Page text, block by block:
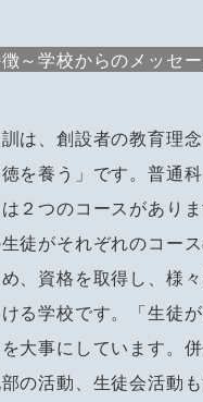
～学校からのメッセ
は、創設者の教育理
を養う」です。普通科
２つのコースがあり
徒がそれぞれのコース
、資格を取得し、様
る学校です。「生徒
大事にしています。
の活動、生徒会活動